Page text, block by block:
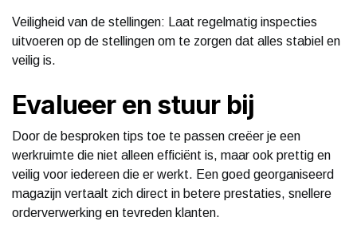
Veiligheid van de stellingen: Laat regelmatig inspecties
uitvoeren op de stellingen om te zorgen dat alles stabiel en
veilig is.
Evalueer en stuur bij
Door de besproken tips toe te passen creëer je een
werkruimte die niet alleen efficiënt is, maar ook prettig en
veilig voor iedereen die er werkt. Een goed georganiseerd
magazijn vertaalt zich direct in betere prestaties, snellere
orderverwerking en tevreden klanten.